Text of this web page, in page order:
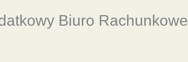
Biuro Rachunkowe